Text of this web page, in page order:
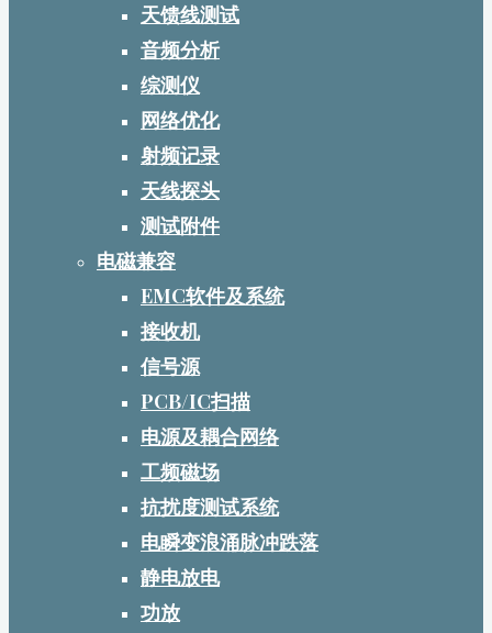
天馈线测试
音频分析
综测仪
网络优化
射频记录
天线探头
测试附件
电磁兼容
EMC软件及系统
接收机
信号源
PCB/IC扫描
电源及耦合网络
工频磁场
抗扰度测试系统
电瞬变浪涌脉冲跌落
静电放电
功放